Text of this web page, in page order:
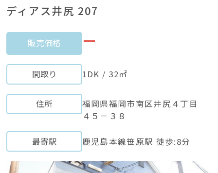
ディアス井尻 207
販売価格 ー
間取り 1DK / 32㎡
住所
福岡県福岡市南区井尻４丁目
４５－３８
最寄駅 鹿児島本線笹原駅 徒歩:8分